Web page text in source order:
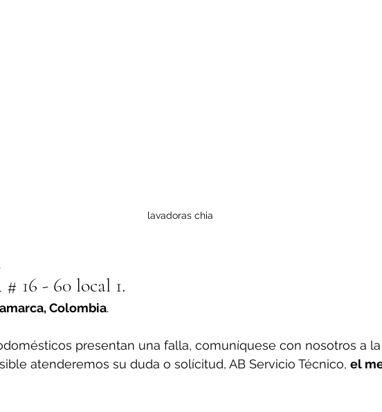
lavadoras chia
# 16 - 60 local 1.
Colombia.
presentan una falla, comuníquese con nosotros a
atenderemos su duda o solícitud, AB Servicio Técnico, el